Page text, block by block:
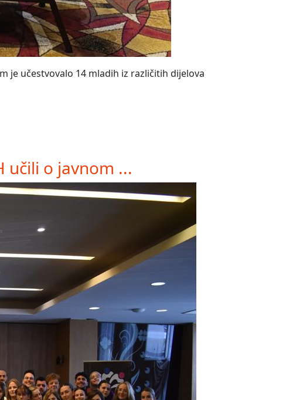
je učestvovalo 14 mladih iz različitih dijelova
učili o javnom ...